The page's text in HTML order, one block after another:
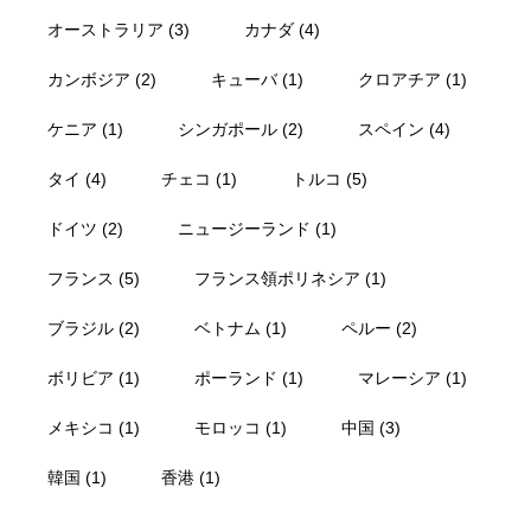
オーストラリア (3) カナダ (4)
カンボジア (2) キューバ(1) クロアチア (1)
ケニア (1) シンガポール (2) スペイン (4)
タイ (4) チェコ (1) トルコ (5)
ドイツ (2) ニュージーランド (1)
フランス (5) フランス領ポリネシア (1)
ブラジル (2) ベトナム (1) ペルー (2)
ボリビア (1) ポーランド (1) マレーシア (1)
メキシコ (1) モロッコ (1) 中国 (3)
韓国 (1) 香港 (1)